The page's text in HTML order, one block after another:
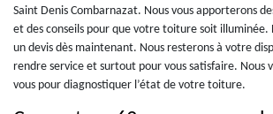
Saint Denis Combarnazat. Nous vous apporterons
et des conseils pour que votre toiture soit illuminée.
un devis dès maintenant. Nous resterons à votre
rendre service et surtout pour vous satisfaire. Nous
vous pour diagnostiquer l’état de votre toiture.